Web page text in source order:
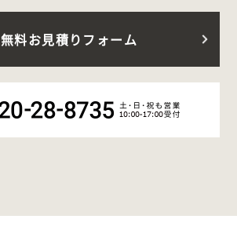
無料お見積りフォーム